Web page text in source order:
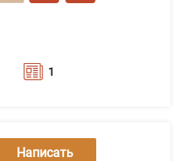
1
Написать